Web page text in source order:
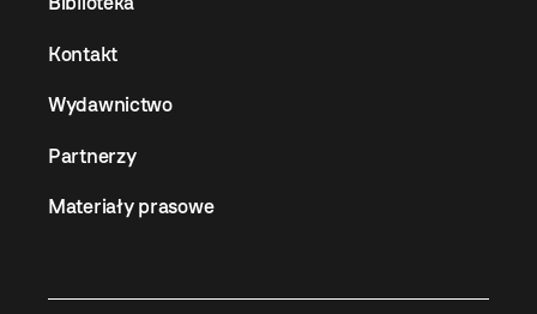
Kontakt
Wydawnictwo
Partnerzy
Materiały prasowe